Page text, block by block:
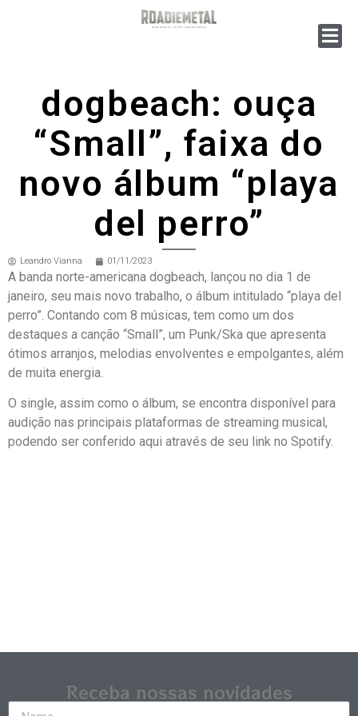
dogbeach: ouça
“Small”, faixa do
novo álbum “playa
del perro”
Leandro Vianna 01/11/2023
A banda norte-americana dogbeach, lançou no dia 1 de
janeiro, seu mais novo trabalho, o álbum intitulado “playa del
perro”. Contando com 8 músicas, tem como um dos
destaques a canção “Small”, um Punk/Ska que apresenta
ótimos arranjos, melodias envolventes e empolgantes, além
de muita energia.
O single, assim como o álbum, se encontra disponível para
audição nas principais plataformas de streaming musical,
podendo ser conferido aqui através de seu link no Spotify.
Receba nossas novidades